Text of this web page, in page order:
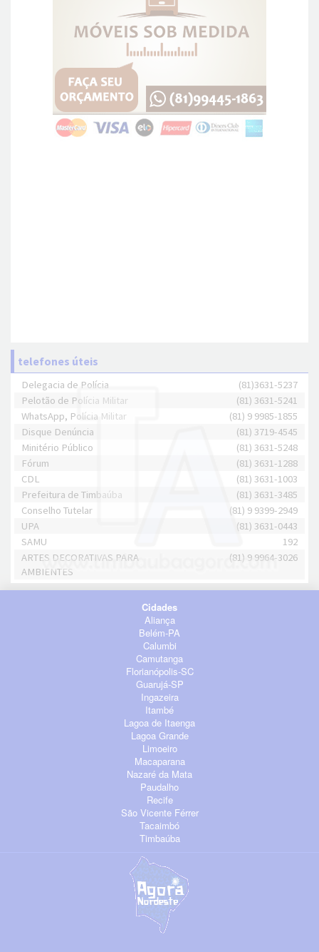
telefones úteis
Delegacia de Polícia
(81)3631-5237
Pelotão de Polícia Militar
(81) 3631-5241
WhatsApp, Polícia Militar
(81) 9 9985-1855
Disque Denúncia
(81) 3719-4545
Minitério Público
(81) 3631-5248
Fórum
(81) 3631-1288
CDL
(81) 3631-1003
Prefeitura de Timbaúba
(81) 3631-3485
Conselho Tutelar
(81) 9 9399-2949
UPA
(81) 3631-0443
SAMU
192
ARTES DECORATIVAS PARA
AMBIENTES
(81) 9 9964-3026
Cidades
Aliança
Belém-PA
Calumbi
Camutanga
Florianópolis-SC
Guarujá-SP
Ingazeira
Itambé
Lagoa de Itaenga
Lagoa Grande
Limoeiro
Macaparana
Nazaré da Mata
Paudalho
Recife
São Vicente Férrer
Tacaimbó
Timbaúba